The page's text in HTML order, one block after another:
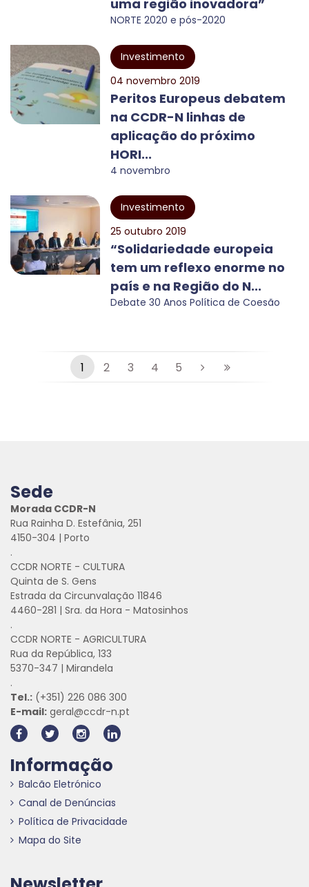
uma região inovadora”
NORTE 2020 e pós-2020
Investimento
04 novembro 2019
Peritos Europeus debatem
na CCDR-N linhas de
aplicação do próximo
HORI...
4 novembro
Investimento
25 outubro 2019
“Solidariedade europeia
tem um reflexo enorme no
país e na Região do N...
Debate 30 Anos Política de Coesão
1 2 3 4 5
Sede
Morada CCDR-N
Rua Rainha D. Estefânia, 251
4150-304 | Porto
.
CCDR NORTE - CULTURA
Quinta de S. Gens
Estrada da Circunvalação 11846
4460-281 | Sra. da Hora - Matosinhos
.
CCDR NORTE - AGRICULTURA
Rua da República, 133
5370-347 | Mirandela
.
Tel.: (+351) 226 086 300
E-mail: geral@ccdr-n.pt
Informação
Balcão Eletrónico
Canal de Denúncias
Política de Privacidade
Mapa do Site